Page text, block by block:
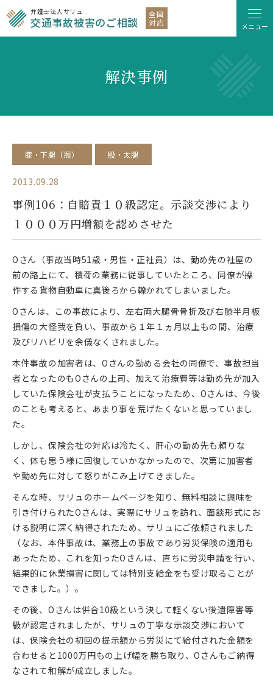
弁護士法人サリュ
交通事故被害のご相談
全国
対応
メニュー
解決事例
膝・下腿（脛） 股・太腿
2013.09.28
事例106：自賠責１０級認定。示談交渉により
１０００万円増額を認めさせた
Oさん（事故当時51歳・男性・正社員）は、勤め先の社屋の
前の路上にて、積荷の業務に従事していたところ、同僚が操
作する貨物自動車に真後ろから轢かれてしまいました。
Oさんは、この事故により、左右両大腿骨骨折及び右膝半月板
損傷の大怪我を負い、事故から１年１ヵ月以上もの間、治療
及びリハビリを余儀なくされました。
本件事故の加害者は、Oさんの勤める会社の同僚で、事故担当
者となったのもOさんの上司、加えて治療費等は勤め先が加入
していた保険会社が支払うことになったため、Oさんは、今後
のことも考えると、あまり事を荒げたくないと思っていまし
た。
しかし、保険会社の対応は冷たく、肝心の勤め先も頼りな
く、体も思う様に回復していかなかったので、次第に加害者
や勤め先に対して怒りがこみ上げてきました。
そんな時、サリュのホームページを知り、無料相談に興味を
引き付けられたOさんは、実際にサリュを訪れ、面談形式にお
ける説明に深く納得されたため、サリュにご依頼されました
（なお、本件事故は、業務上の事故であり労災保険の適用も
あったため、これを知ったOさんは、直ちに労災申請を行い、
結果的に休業損害に関しては特別支給金をも受け取ることが
できました。）。
その後、Oさんは併合10級という決して軽くない後遺障害等
級が認定されましたが、サリュの丁寧な示談交渉において
は、保険会社の初回の提示額から労災にて給付された金額を
合わせると1000万円もの上げ幅を勝ち取り、Oさんもご納得
なされて和解が成立しました。